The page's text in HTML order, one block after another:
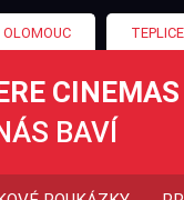
OLOMOUC TEPLICE
BAVÍ